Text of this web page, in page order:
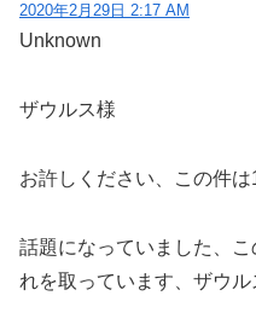
2020年2月29日 2:17 AM
Unknown
ザウルス様
お許しください、この件
話題になっていました、
れを取っています、ザウ